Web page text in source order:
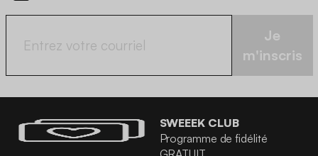
Je
m'inscris
SWEEEK CLUB
Programme de fidélité